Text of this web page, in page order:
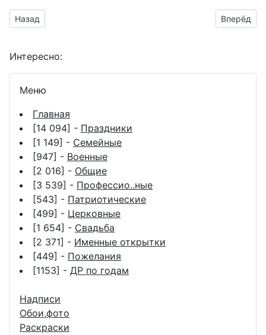
Предыдущий материал: международный день таможенника
Назад Вперёд
Интересно:
Меню
Главная
[14 094] - Праздники
[1 149] - Семейные
[947] - Военные
[2 016] - Общие
[3 539] - Профессио..ные
[543] - Патриотические
[499] - Церковные
[1 654] - Свадьба
[2 371] - Именные открытки
[449] - Пожелания
[1153] - ДР по годам
Надписи
Обои,фото
Раскраски